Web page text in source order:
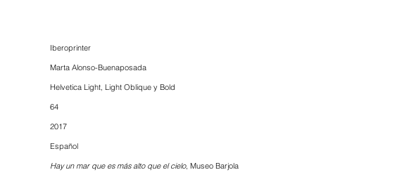
Iberoprinter
Marta Alonso-Buenaposada
Helvetica Light, Light Oblique y Bold
64
2017
Español
Hay un mar que es más alto que el cielo, Museo Barjola